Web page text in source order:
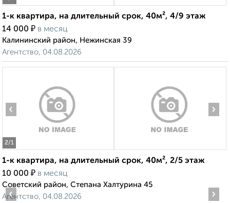
1-к квартира, на длительный срок, 40м², 4/9 этаж
14 000 ₽ в месяц
Калининский район, Нежинская 39
Агентство, 04.08.2026
2/1
‹ ›
1-к квартира, на длительный срок, 40м², 2/5 этаж
10 000 ₽ в месяц
Советский район, Степана Халтурина 45
Агентство, 04.08.2026
‹ ›